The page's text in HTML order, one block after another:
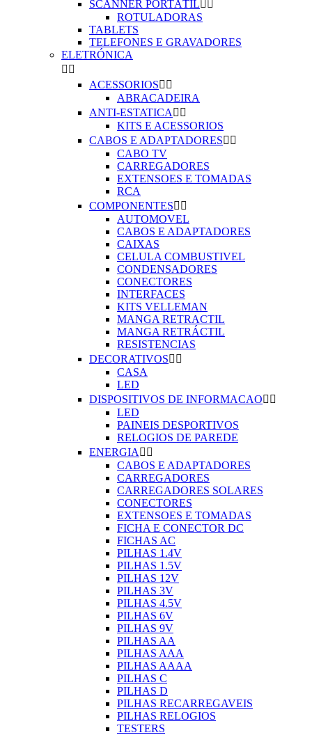
SCANNER PORTÁTIL 
ROTULADORAS
TABLETS
TELEFONES E GRAVADORES
ELETRÓNICA
 
ACESSORIOS 
ABRACADEIRA
ANTI-ESTATICA  
KITS E ACESSORIOS
CABOS E ADAPTADORES 
CABO TV
CARREGADORES
EXTENSOES E TOMADAS
RCA
COMPONENTES 
AUTOMOVEL
CABOS E ADAPTADORES
CAIXAS
CELULA COMBUSTIVEL
CONDENSADORES
CONECTORES
INTERFACES
KITS VELLEMAN
MANGA RETRACTIL
MANGA RETRÁCTIL
RESISTENCIAS
DECORATIVOS 
CASA
LED
DISPOSITIVOS DE INFORMACAO 
LED
PAINEIS DESPORTIVOS
RELOGIOS DE PAREDE
ENERGIA  
CABOS E ADAPTADORES
CARREGADORES
CARREGADORES SOLARES
CONECTORES
EXTENSOES E TOMADAS
FICHA E CONECTOR DC
FICHAS AC
PILHAS 1.4V
PILHAS 1.5V
PILHAS 12V
PILHAS 3V
PILHAS 4.5V
PILHAS 6V
PILHAS 9V
PILHAS AA
PILHAS AAA
PILHAS AAAA
PILHAS C
PILHAS D
PILHAS RECARREGAVEIS
PILHAS RELOGIOS
TESTERS